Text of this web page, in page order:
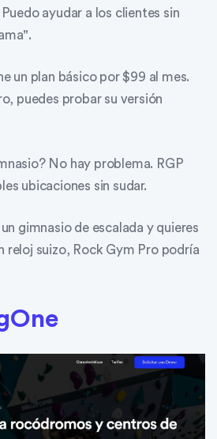
ayudar a los clientes sin
un plan básico por $99 al mes.
puedes probar su versión
No hay problema. RGP
ubicaciones sin sudar.
gimnasio de escalada y quieres
reloj suizo, Rock Gym Pro podría